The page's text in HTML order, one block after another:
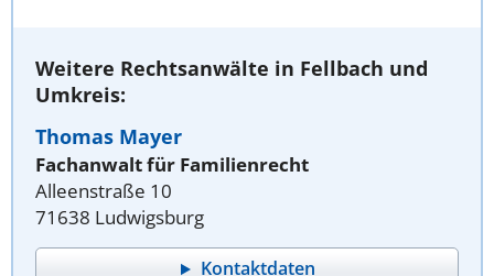
Weitere Rechtsanwälte in Fellbach und
Umkreis:
Thomas Mayer
Fachanwalt für Familienrecht
Alleenstraße 10
71638 Ludwigsburg
Kontaktdaten